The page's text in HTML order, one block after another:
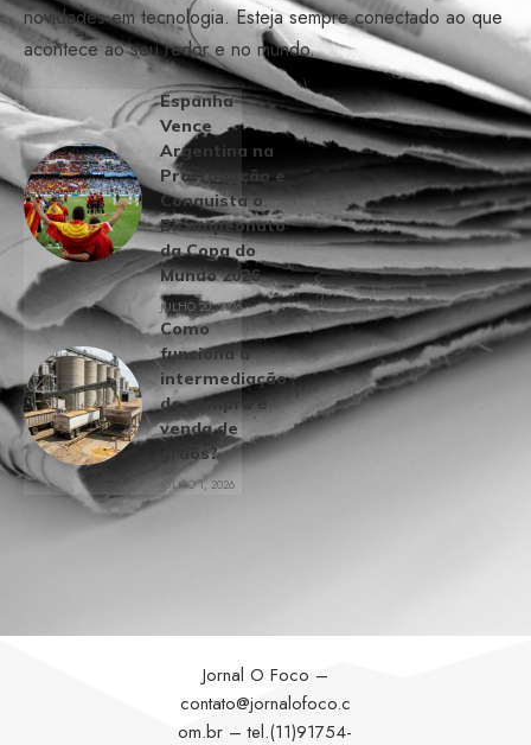
novidades em tecnologia. Esteja sempre conectado ao que
acontece ao seu redor e no mundo.
Espanha
Vence
Argentina na
Prorrogação e
Conquista o
Bicampeonato
da Copa do
Mundo 2026
JULHO 20, 2026
Como
funciona a
intermediação
de compra e
venda de
grãos?
JULHO 1, 2026
Jornal O Foco –
contato@jornalofoco.c
om.br – tel.(11)91754-